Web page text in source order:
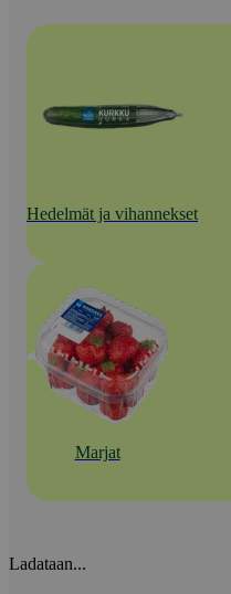
Hedelmät ja vihannekset
Marjat
Ladataan...